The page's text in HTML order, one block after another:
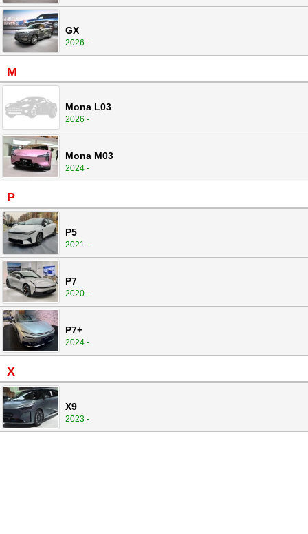
GX
2026 -
M
Mona L03
2026 -
Mona M03
2024 -
P
P5
2021 -
P7
2020 -
P7+
2024 -
X
X9
2023 -